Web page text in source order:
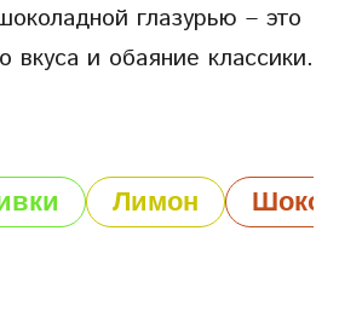
глазурью – это
вкуса и обаяние классики.
Лимон
услуг
Политика